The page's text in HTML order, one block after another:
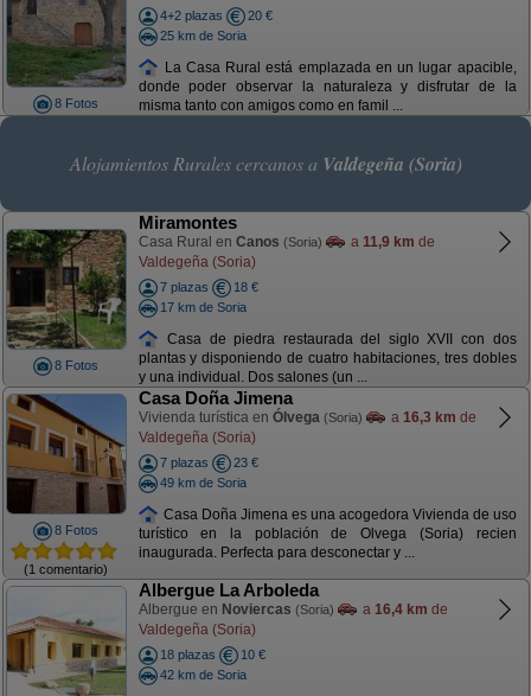
8 Fotos
4+2 plazas
20 €
25 km de Soria
La Casa Rural está emplazada en un lugar apacible,
donde poder observar la naturaleza y disfrutar de la
misma tanto con amigos como en famil ...
Alojamientos Rurales cercanos a Valdegeña (Soria)
8 Fotos
Miramontes
Casa Rural en Canos (Soria) a 11,9 km de
Valdegeña (Soria)
7 plazas
18 €
17 km de Soria
Casa de piedra restaurada del siglo XVII con dos
plantas y disponiendo de cuatro habitaciones, tres dobles
y una individual. Dos salones (un ...
8 Fotos
(1 comentario)
Casa Doña Jimena
Vivienda turística en Ólvega (Soria) a 16,3 km de
Valdegeña (Soria)
7 plazas
23 €
49 km de Soria
Casa Doña Jimena es una acogedora Vivienda de uso
turístico en la población de Olvega (Soria) recien
inaugurada. Perfecta para desconectar y ...
Albergue La Arboleda
Albergue en Noviercas (Soria) a 16,4 km de
Valdegeña (Soria)
18 plazas
10 €
42 km de Soria